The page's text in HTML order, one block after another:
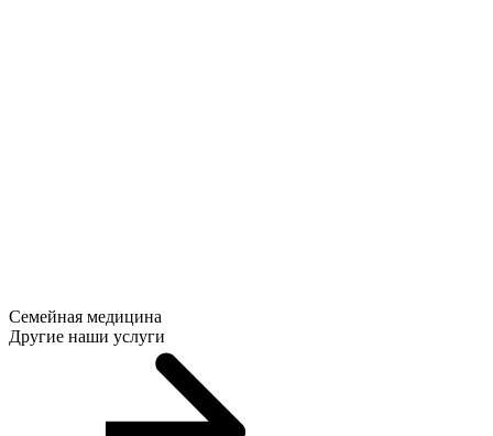
Семейная медицина
Другие наши услуги